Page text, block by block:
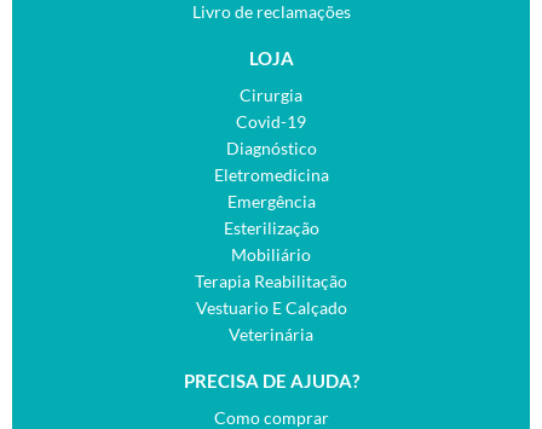
Livro de reclamações
LOJA
Cirurgia
Covid-19
Diagnóstico
Eletromedicina
Emergência
Esterilização
Mobiliário
Terapia Reabilitação
Vestuario E Calçado
Veterinária
PRECISA DE AJUDA?
Como comprar